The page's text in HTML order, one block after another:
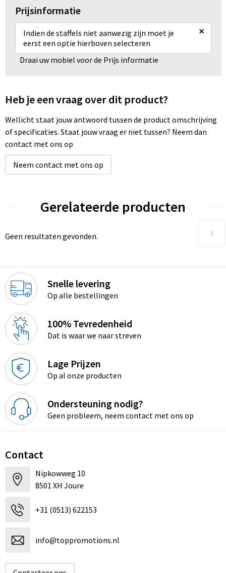
Prijsinformatie
Indien de staffels niet aanwezig zijn moet je
eerst een optie hierboven selecteren
×
Draai uw mobiel voor de Prijs informatie
Heb je een vraag over dit product?
Wellicht staat jouw antwoord tussen de product omschrijving
of specificaties. Staat jouw vraag er niet tussen? Neem dan
contact met ons op
Neem contact met ons op
Gerelateerde producten
Geen resultaten gevonden.
Snelle levering
Op alle bestellingen
100% Tevredenheid
Dat is waar we naar streven
Lage Prijzen
Op al onze producten
Ondersteuning nodig?
Geen probleem, neem contact met ons op
Contact
Nipkowweg 10
8501 XH Joure
+31 (0513) 622153
info@toppromotions.nl